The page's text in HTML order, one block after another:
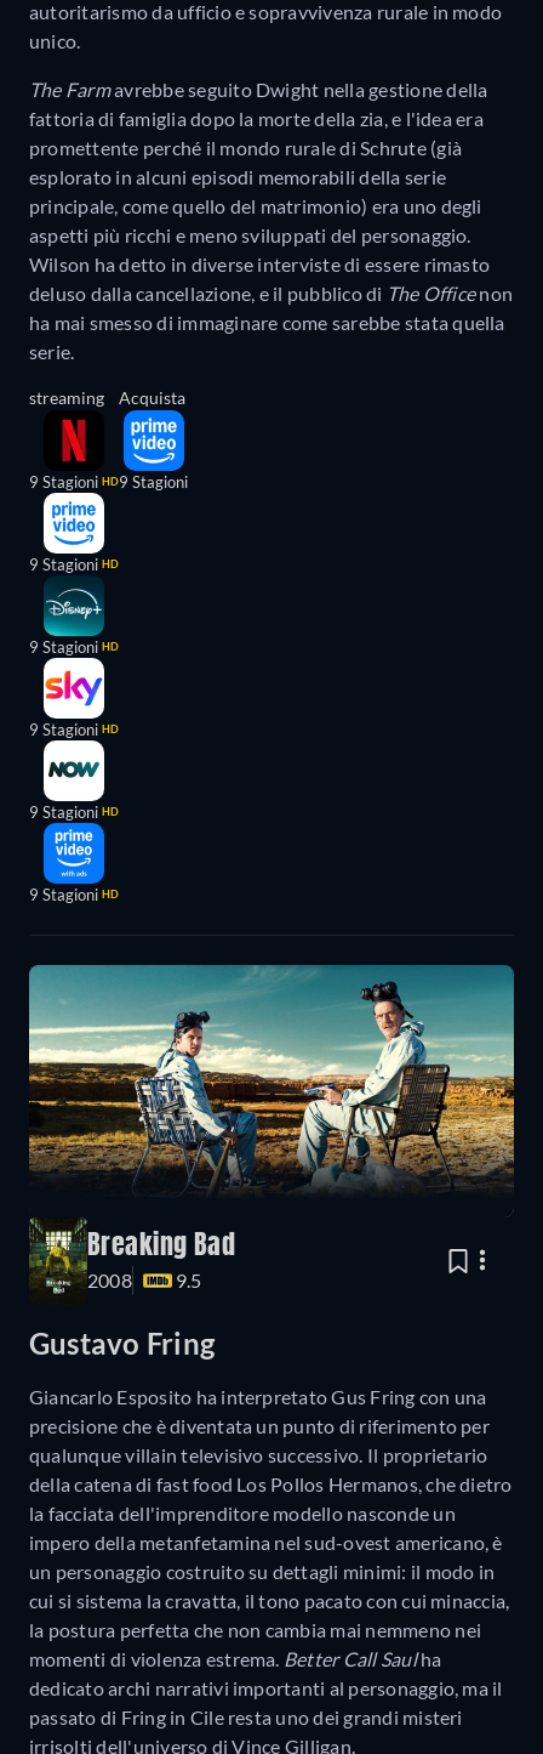
autoritarismo da ufficio e sopravvivenza rurale in modo
unico.
The Farmavrebbe seguito Dwight nella gestione della
fattoria di famiglia dopo la morte della zia, e l'idea era
promettente perché il mondo rurale di Schrute (già
esplorato in alcuni episodi memorabili della serie
principale, come quello del matrimonio) era uno degli
aspetti più ricchi e meno sviluppati del personaggio.
Wilson ha detto in diverse interviste di essere rimasto
deluso dalla cancellazione, e il pubblico di The Officenon
ha mai smesso di immaginare come sarebbe stata quella
serie.
streaming
9 Stagioni HD
9 Stagioni HD
9 Stagioni HD
9 Stagioni HD
9 Stagioni HD
9 Stagioni HD
Acquista
9 Stagioni
Breaking Bad
2008 9.5
Gustavo Fring
Giancarlo Esposito ha interpretato Gus Fring con una
precisione che è diventata un punto di riferimento per
qualunque villain televisivo successivo. Il proprietario
della catena di fast food Los Pollos Hermanos, che dietro
la facciata dell'imprenditore modello nasconde un
impero della metanfetamina nel sud-ovest americano, è
un personaggio costruito su dettagli minimi: il modo in
cui si sistema la cravatta, il tono pacato con cui minaccia,
la postura perfetta che non cambia mai nemmeno nei
momenti di violenza estrema. Better Call Saulha
dedicato archi narrativi importanti al personaggio, ma il
passato di Fring in Cile resta uno dei grandi misteri
irrisolti dell'universo di Vince Gilligan.